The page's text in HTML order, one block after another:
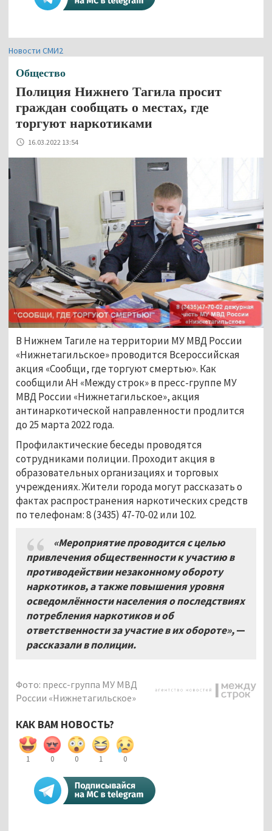
Новости СМИ2
Общество
Полиция Нижнего Тагила просит
граждан сообщать о местах, где
торгуют наркотиками
16.03.2022 13:54
В Нижнем Тагиле на территории МУ МВД России
«Нижнетагильское» проводится Всероссийская
акция «Сообщи, где торгуют смертью». Как
сообщили АН «Между строк» в пресс-группе МУ
МВД России «Нижнетагильское», акция
антинаркотической направленности продлится
до 25 марта 2022 года.
Профилактические беседы проводятся
сотрудниками полиции. Проходит акция в
образовательных организациях и торговых
учреждениях. Жители города могут рассказать о
фактах распространения наркотических средств
по телефонам: 8 (3435) 47-70-02 или 102.
«Мероприятие проводится с целью
привлечения общественности к участию в
противодействии незаконному обороту
наркотиков, а также повышения уровня
осведомлённости населения о последствиях
потребления наркотиков и об
ответственности за участие в их обороте»,—
рассказали в полиции.
Фото: пресс-группа МУ МВД
России «Нижнетагильское»
КАК ВАМ НОВОСТЬ?
1 0 0 1 0